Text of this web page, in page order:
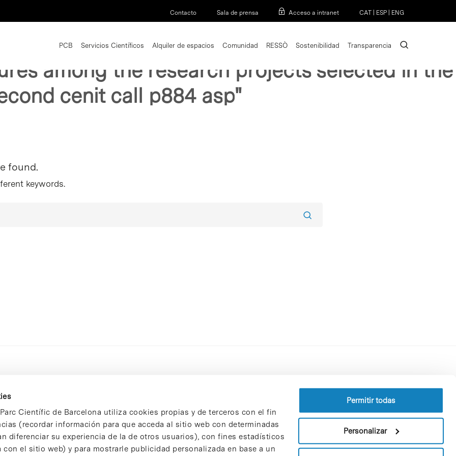
Científic de Barcelona utiliza cookies propias y de terceros con el fin
(recordar información para que acceda al sitio web con determinadas
diferenciar su experiencia de la de otros usuarios), con fines estadísticos
el sitio web) y para mostrarle publicidad personalizada en base a un
Permitir todas
Personalizar
Contacto Sala de prensa Acceso a intranet CAT ESP ENG
PCB Servicios Científicos Alquiler de espacios Comunidad RESSÒ Sostenibilidad Transparencia search
among the research projects selected in the
cenit call p884 asp"
found.
keywords.
Perfil del contratante
Política de privacidad
Aviso Legal
Patrones y patrocinadores
Bolsa de trabajo